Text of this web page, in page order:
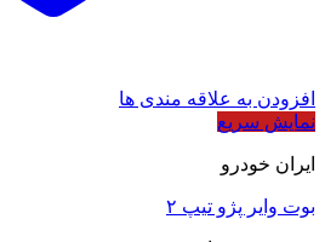
افزودن به علاقه مندی ها
نمایش سریع
ایران خودرو
بوت وایر پژو تیپ ۲